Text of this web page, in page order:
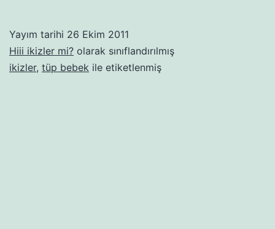
Yayım tarihi 26 Ekim 2011
Hiii ikizler mi? olarak sınıflandırılmış
ikizler, tüp bebek ile etiketlenmiş